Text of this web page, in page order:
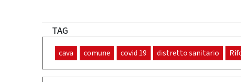
TAG
cava comune covid 19 distretto sanitario